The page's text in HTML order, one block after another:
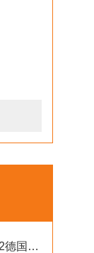
8021/050VGF106M--S---ZC-S-2德国舒伯特现货